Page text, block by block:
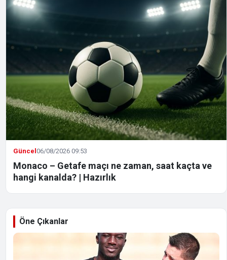
Güncel06/08/2026 09:53
Monaco – Getafe maçı ne zaman, saat kaçta ve
hangi kanalda? | Hazırlık
Öne Çıkanlar